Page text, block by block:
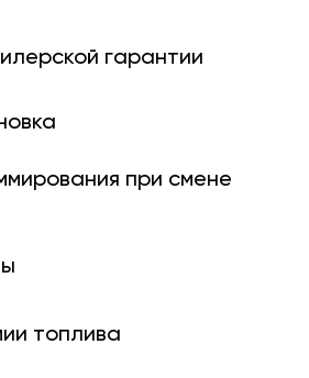
гарантии
при смене
топлива